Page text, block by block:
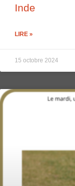
Inde
LIRE »
15 octobre 2024